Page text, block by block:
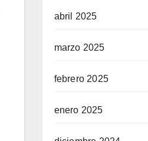
abril 2025
marzo 2025
febrero 2025
enero 2025